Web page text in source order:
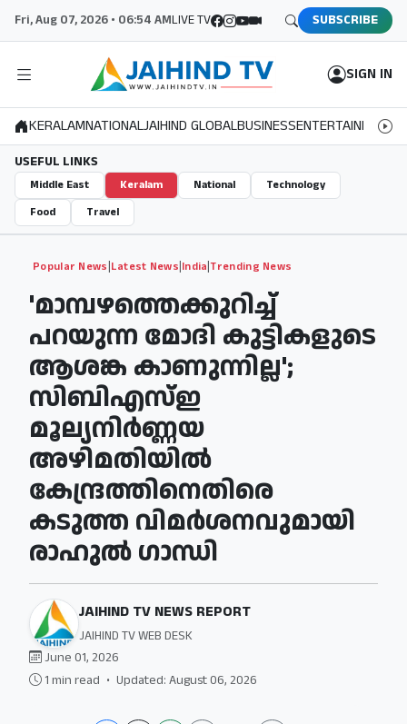
Fri, Aug 07, 2026 • 06:54 AMLIVE TV SUBSCRIBE
SIGN IN
KERALAMNATIONALJAIHIND GLOBALBUSINESSENTERTAINMENT
USEFUL LINKS
Middle East Keralam National
Technology
Food
Travel
Popular News|Latest News|India|Trending News
'മാമ്പഴത്തെക്കുറിച്ച്
പറയുന്ന മോദി കുട്ടികളുടെ
ആശങ്ക കാണുന്നില്ല';
സിബിഎസ്ഇ
മൂല്യനിര്‍ണ്ണയ
അഴിമതിയില്‍
കേന്ദ്രത്തിനെതിരെ
കടുത്ത വിമര്‍ശനവുമായി
രാഹുല്‍ ഗാന്ധി
JAIHIND TV NEWS REPORT
JAIHIND TV WEB DESK
June 01, 2026
1 min read • Updated: August 06, 2026